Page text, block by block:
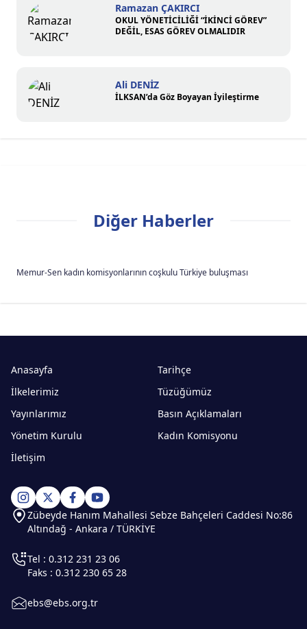
Ramazan ÇAKIRCI
OKUL YÖNETİCİLİĞİ “İKİNCİ GÖREV”
DEĞİL, ESAS GÖREV OLMALIDIR
Ali DENİZ
İLKSAN’da Göz Boyayan İyileştirme
Diğer Haberler
Memur-Sen kadın komisyonlarının coşkulu Türkiye buluşması
Anasayfa
Tarihçe
İlkelerimiz
Tüzüğümüz
Yayınlarımız
Basın Açıklamaları
Yönetim Kurulu
Kadın Komisyonu
İletişim
Zübeyde Hanım Mahallesi Sebze Bahçeleri Caddesi No:86
Altındağ - Ankara / TÜRKİYE
Tel : 0.312 231 23 06
Faks : 0.312 230 65 28
ebs@ebs.org.tr